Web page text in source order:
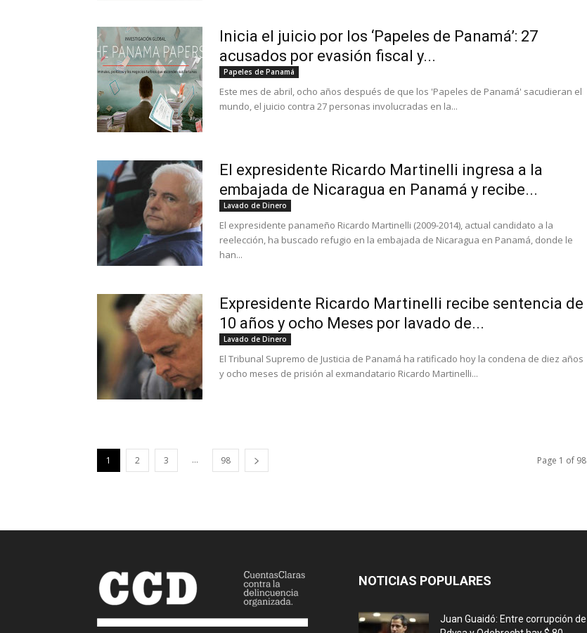
Inicia el juicio por los ‘Papeles de Panamá’: 27
acusados por evasión fiscal y...
Papeles de Panamá
Este mes de abril, ocho años después de que los 'Papeles de Panamá' sacudieran el
mundo, el juicio contra 27 personas involucradas en la...
El expresidente Ricardo Martinelli ingresa a la
embajada de Nicaragua en Panamá y recibe...
Lavado de Dinero
El expresidente panameño Ricardo Martinelli (2009-2014), actual candidato a la
reelección, ha buscado refugio en la embajada de Nicaragua en Panamá, donde le
han...
Expresidente Ricardo Martinelli recibe sentencia de
10 años y ocho Meses por lavado de...
Lavado de Dinero
El Tribunal Supremo de Justicia de Panamá ha ratificado hoy la condena de diez años
y ocho meses de prisión al exmandatario Ricardo Martinelli...
1 2 3 ... 98 Page 1 of 98
NOTICIAS POPULARES
Juan Guaidó: Entre corrupción de